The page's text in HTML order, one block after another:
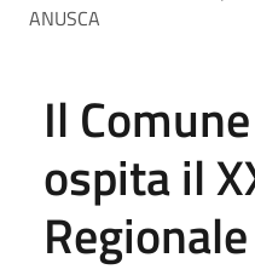
ANUSCA
Il
ospita il